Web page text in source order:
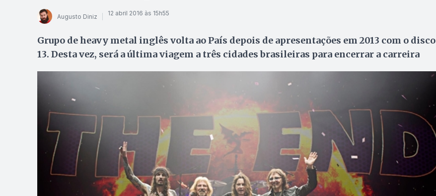
Augusto Diniz 12 abril 2016 às 15h55
Grupo de heavy metal inglês volta ao País depois de apresentações em 2013 com o disco
13. Desta vez, será a última viagem a três cidades brasileiras para encerrar a carreira